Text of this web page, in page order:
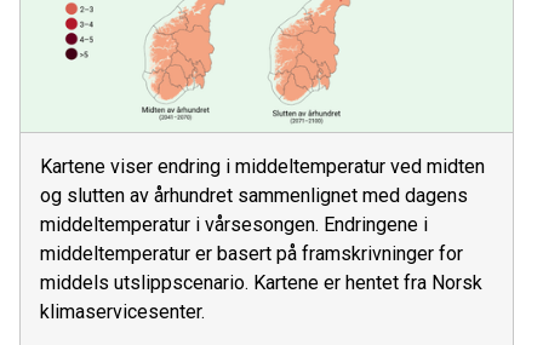
Kartene viser endring i middeltemperatur ved midten
og slutten av århundret sammenlignet med dagens
middeltemperatur i vårsesongen. Endringene i
middeltemperatur er basert på framskrivninger for
middels utslippscenario. Kartene er hentet fra Norsk
klimaservicesenter.